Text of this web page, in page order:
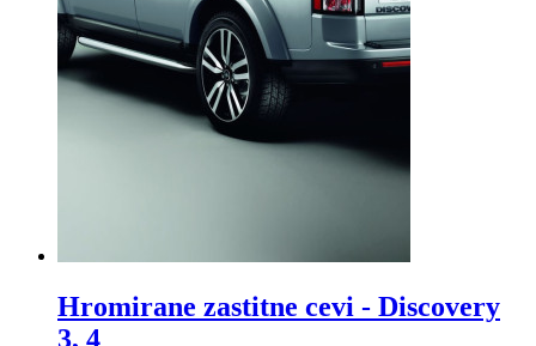
Hromirane zastitne cevi - Discovery
3, 4